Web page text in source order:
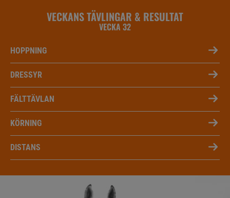
VECKANS TÄVLINGAR & RESULTAT
VECKA 32
HOPPNING
DRESSYR
FÄLTTÄVLAN
KÖRNING
DISTANS